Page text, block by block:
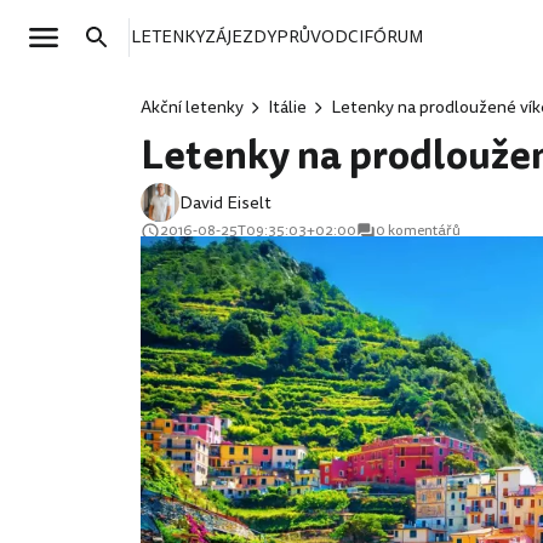
LETENKYZÁJEZDYPRŮVODCIFÓRUM
Akční letenky Itálie Letenky na prodloužené
Letenky na
David Eiselt
2016-08-25T09:35:03+02:00 0 komentářů